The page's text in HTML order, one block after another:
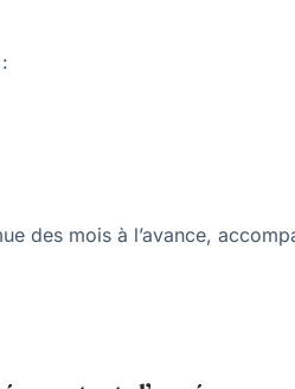
des mois à l’avance,